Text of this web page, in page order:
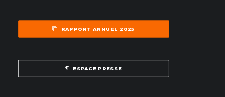
RAPPORT ANNUEL 2025
ESPACE PRESSE